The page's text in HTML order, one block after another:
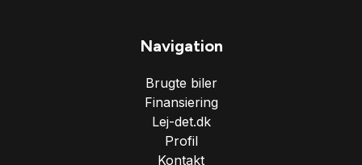
Navigation
Brugte biler
Finansiering
Lej-det.dk
Profil
Kontakt